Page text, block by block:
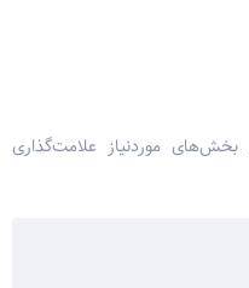
بخش‌های موردنیاز علامت‌گذاری